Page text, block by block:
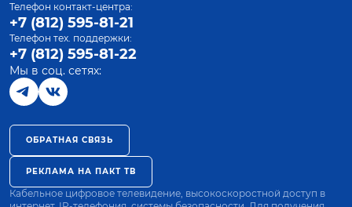
Телефон контакт-центра:
+7 (812) 595-81-21
Телефон тех. поддержки:
+7 (812) 595-81-22
Мы в соц. сетях:
ОБРАТНАЯ СВЯЗЬ
РЕКЛАМА НА ПАКТ ТВ
Кабельное цифровое телевидение, высокоскоростной доступ в